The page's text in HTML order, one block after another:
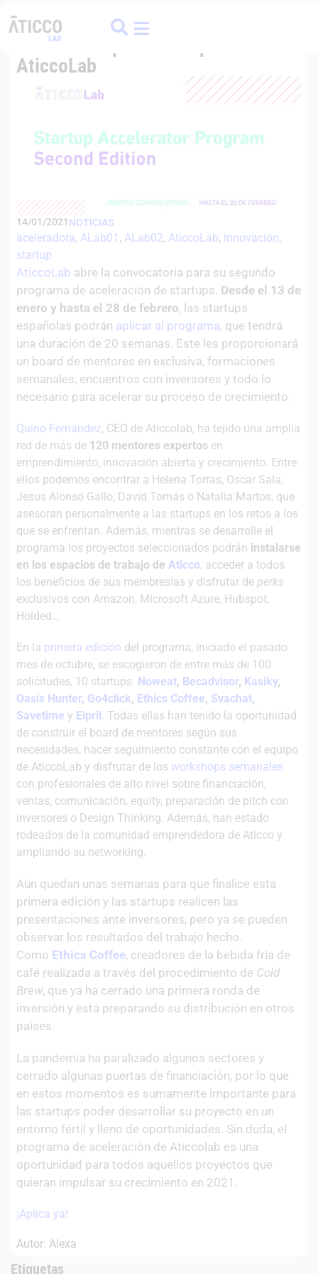
Arranca el segundo programa de
aceleración para startups de
AticcoLab
14/01/2021 NOTICIAS
aceleradora, ALab01 , ALab02, AticcoLab, innovación
startup
AticcoLab abre la convocatoria para su segundo
programa de aceleración de startups. Desde el 13 de
enero y hasta el 28 de febrero, las startups
españolas podrán aplicar al programa, que tendrá
una duración de 20 semanas. Este les proporcionará
un board de mentores en exclusiva, formaciones
semanales, encuentros con inversores y todo lo
necesario para acelerar su proceso de crecimiento.
Quino Fernández, CEO de Aticcolab, ha tejido una amplia
red de más de 120 mentores expertos en
emprendimiento, innovación abierta y crecimiento. Entre
ellos podemos encontrar a Helena Torras, Oscar Sala,
Jesus Alonso Gallo, David Tomás o Natalia Martos, que
asesoran personalmente a las startups en los retos a los
que se enfrentan. Además, mientras se desarrolle el
programa los proyectos seleccionados podrán instalarse
en los espacios de trabajo de Aticco, acceder a todos
los beneficios de sus membresías y disfrutar de perks
exclusivos con Amazon, Microsoft Azure, Hubspot,
Holded…
En la primera edición del programa, iniciado el pasado
mes de octubre, se escogieron de entre más de 100
solicitudes, 10 startups: Noweat, Becadvisor, Kasiky,
Oasis Hunter, Go4click, Ethics Coffee, Svachat,
Savetime y Eipril . Todas ellas han tenido la oportunidad
de construir el board de mentores según sus
necesidades, hacer seguimiento constante con el equipo
de AticcoLab y disfrutar de los workshops semanales
con profesionales de alto nivel sobre financiación,
ventas, comunicación, equity, preparación de pitch con
inversores o Design Thinking. Además, han estado
rodeados de la comunidad emprendedora de Aticco y
ampliando su networking.
Aún quedan unas semanas para que finalice esta
primera edición y las startups realicen las
presentaciones ante inversores, pero ya se pueden
observar los resultados del trabajo hecho.
Como Ethics Coffee, creadores de la bebida fría de
café realizada a través del procedimiento de Cold
Brew, que ya ha cerrado una primera ronda de
inversión y está preparando su distribución en otros
países.
La pandemia ha paralizado algunos sectores y
cerrado algunas puertas de financiación, por lo que
en estos momentos es sumamente importante para
las startups poder desarrollar su proyecto en un
entorno fértil y lleno de oportunidades. Sin duda, el
programa de aceleración de Aticcolab es una
oportunidad para todos aquellos proyectos que
quieran impulsar su crecimiento en 2021.
¡Aplica ya!
Autor: Alexa
Etiquetas